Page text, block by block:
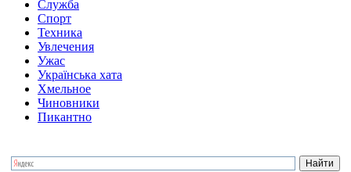
Служба
Спорт
Техника
Увлечения
Ужас
Українська хата
Хмельное
Чиновники
Пикантно